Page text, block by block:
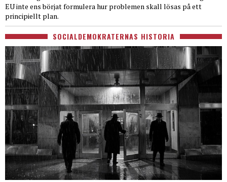
EU inte ens börjat formulera hur problemen skall lösas på ett
principiellt plan.
SOCIALDEMOKRATERNAS HISTORIA